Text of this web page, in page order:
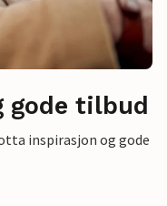
gode tilbud
inspirasjon og gode